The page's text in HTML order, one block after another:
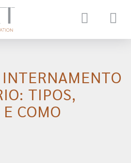
TIPOS,
COMO